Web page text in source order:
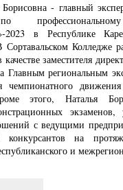
Борисовна- главный
2023 в Республике
Сортавальском Колледже
заместителя
Главным региональным
чемпионатного
этого, Наталья
экзаменов,
с ведущими
конкурсантов на
и